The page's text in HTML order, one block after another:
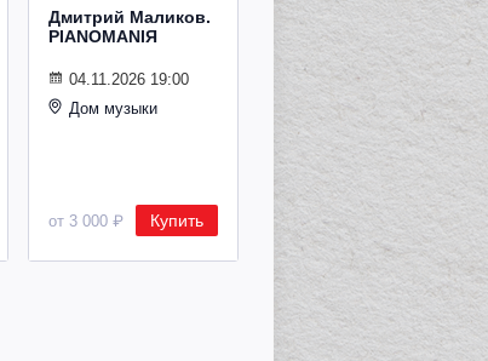
Дмитрий Маликов.
PIANOMANIЯ
04.11.2026 19:00
Дом музыки
от 3 000 ₽ Купить
Рождественский
концерт
Владимира
Спивакова
24.12.2026 19:00
Дом музыки
от 8 500 ₽ Купить